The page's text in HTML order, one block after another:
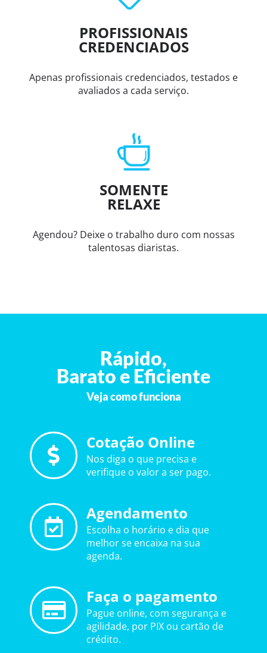
PROFISSIONAIS
CREDENCIADOS
Apenas profissionais credenciados, testados e
avaliados a cada serviço.
SOMENTE
RELAXE
Agendou? Deixe o trabalho duro com nossas
talentosas diaristas.
Rápido,
Barato e Eficiente
Veja como funciona
Cotação Online
Nos diga o que precisa e
verifique o valor a ser pago.
Agendamento
Escolha o horário e dia que
melhor se encaixa na sua
agenda.
Faça o pagamento
Pague online, com segurança e
agilidade, por PIX ou cartão de
crédito.